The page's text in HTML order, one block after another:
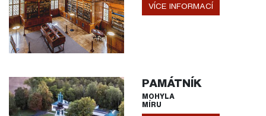
VÍCE INFORMACÍ
PAMÁTNÍK
MOHYLA
MÍRU